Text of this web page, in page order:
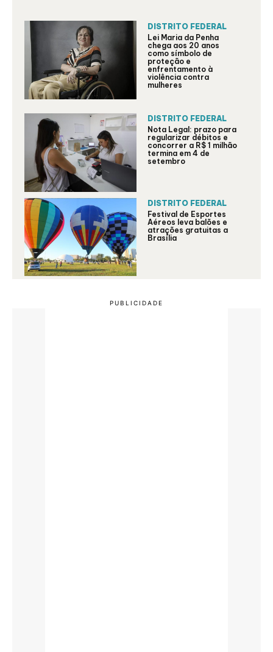
DISTRITO FEDERAL
Lei Maria da Penha
chega aos 20 anos
como símbolo de
proteção e
enfrentamento à
violência contra
mulheres
DISTRITO FEDERAL
Nota Legal: prazo para
regularizar débitos e
concorrer a R$ 1 milhão
termina em 4 de
setembro
DISTRITO FEDERAL
Festival de Esportes
Aéreos leva balões e
atrações gratuitas a
Brasília